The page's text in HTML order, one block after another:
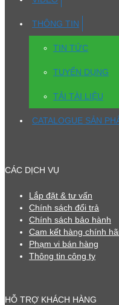
THÔNG TIN
TIN TỨC
TUYỂN DỤNG
TẢI TÀI LIỆU
CATALOGUE SẢN
CÁC DỊCH VỤ
Lắp đặt & tư vấn
Chính sách đổi trả
Chính sách bảo hành
Cam kết hàng chính
Phạm vi bán hàng
Thông tin công ty
HỖ TRỢ KHÁCH HÀNG